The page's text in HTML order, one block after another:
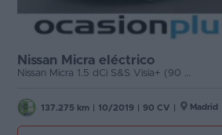
Nissan Micra eléctrico
Nissan Micra 1.5 dCi S&S Visia+ (90 CV)
137.275 km 10/2019 90 CV Madrid